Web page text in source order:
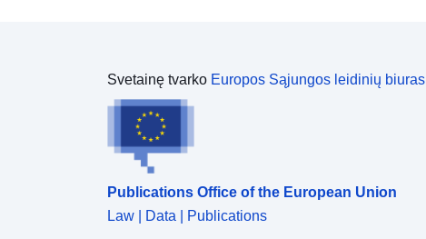
Svetainę tvarko Europos Sąjungos leidinių biuras
Publications Office of the European Union
Law | Data | Publications